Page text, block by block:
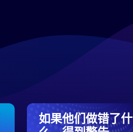
如果他们做错了什